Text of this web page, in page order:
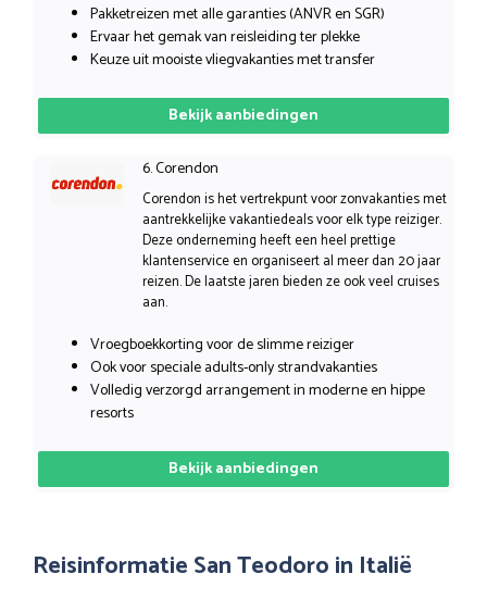
Pakketreizen met alle garanties (ANVR en SGR)
Ervaar het gemak van reisleiding ter plekke
Keuze uit mooiste vliegvakanties met transfer
Bekijk aanbiedingen
6. Corendon
Corendon is het vertrekpunt voor zonvakanties met
aantrekkelijke vakantiedeals voor elk type reiziger.
Deze onderneming heeft een heel prettige
klantenservice en organiseert al meer dan 20 jaar
reizen. De laatste jaren bieden ze ook veel cruises
aan.
Vroegboekkorting voor de slimme reiziger
Ook voor speciale adults-only strandvakanties
Volledig verzorgd arrangement in moderne en hippe
resorts
Bekijk aanbiedingen
Reisinformatie San Teodoro in Italië